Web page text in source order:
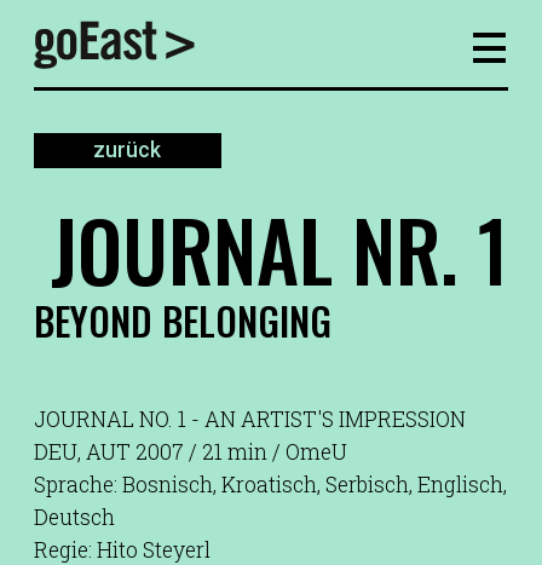
zurück
JOURNAL NR. 1
BEYOND BELONGING
JOURNAL NO. 1 - AN ARTIST'S IMPRESSION
DEU, AUT 2007 / 21 min / OmeU
Sprache: Bosnisch, Kroatisch, Serbisch, Englisch,
Deutsch
Regie: Hito Steyerl